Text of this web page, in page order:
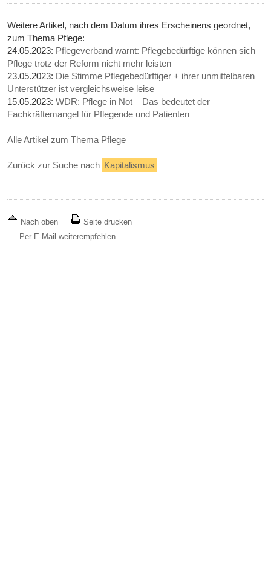
Weitere Artikel, nach dem Datum ihres Erscheinens geordnet,
zum Thema Pflege:
24.05.2023: Pflegeverband warnt: Pflegebedürftige können sich
Pflege trotz der Reform nicht mehr leisten
23.05.2023: Die Stimme Pflegebedürftiger + ihrer unmittelbaren
Unterstützer ist vergleichsweise leise
15.05.2023:WDR: Pflege in Not – Das bedeutet der
Fachkräftemangel für Pflegende und Patienten
Alle Artikel zum Thema Pflege
Zurück zur Suche nach Kapitalismus
Nach oben
Seite drucken
Per E-Mail weiterempfehlen